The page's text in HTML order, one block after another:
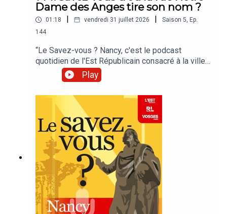
Dame des Anges tire son nom ?
01:18 vendredi 31 juillet 2026 Saison 5, Ep.
144
“Le Savez-vous ? Nancy, c'est le podcast
quotidien de l'Est Républicain consacré à la ville
et à tout ce que vous ignorez sur elle.Un podcast
raconté par Jean-Marie Russe basé sur les
articles réalisés par la rédaction locale de Nancy.”
Play